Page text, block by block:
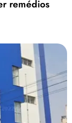
remédios